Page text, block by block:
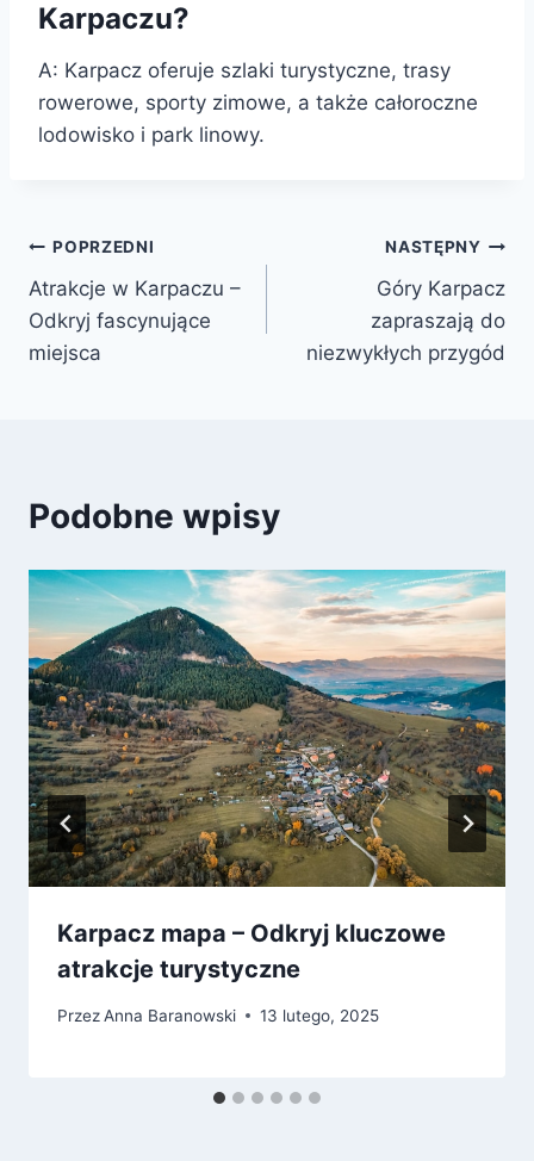
Karpaczu?
A: Karpacz oferuje szlaki turystyczne, trasy
rowerowe, sporty zimowe, a także całoroczne
lodowisko i park linowy.
Nawigacja
wpisu
POPRZEDNI
Atrakcje w Karpaczu –
Odkryj fascynujące
miejsca
NASTĘPNY
Góry Karpacz
zapraszają do
niezwykłych przygód
Podobne wpisy
Karpacz mapa – Odkryj kluczowe
atrakcje turystyczne
PrzezAnna Baranowski 13 lutego, 2025